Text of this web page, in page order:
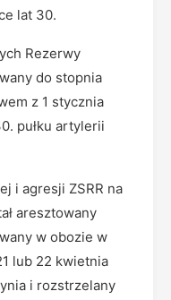
lat 30.
Rezerwy
do stopnia
z 1 stycznia
pułku artylerii
i agresji ZSRR na
aresztowany
w obozie w
lub 22 kwietnia
i rozstrzelany